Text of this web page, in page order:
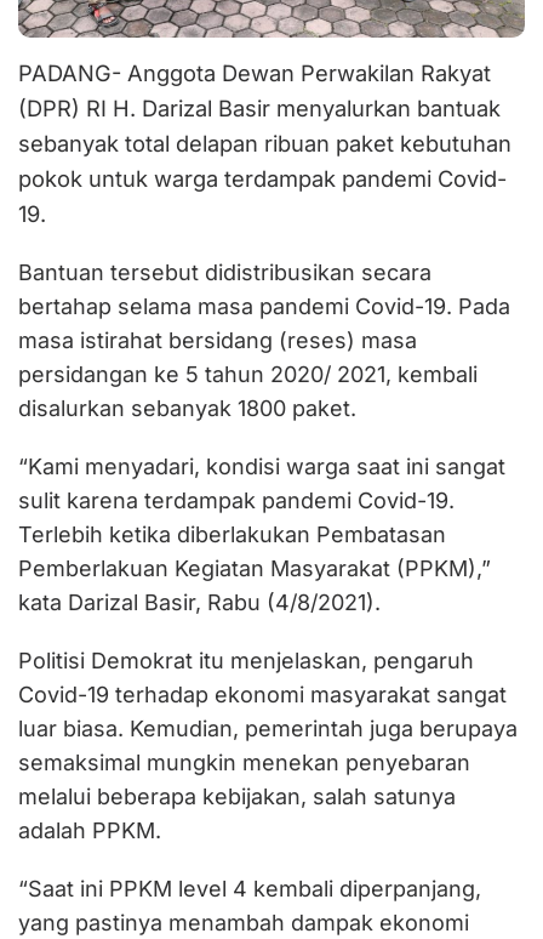
PADANG- Anggota Dewan Perwakilan Rakyat
(DPR) RI H. Darizal Basir menyalurkan bantuak
sebanyak total delapan ribuan paket kebutuhan
pokok untuk warga terdampak pandemi Covid-
19.
Bantuan tersebut didistribusikan secara
bertahap selama masa pandemi Covid-19. Pada
masa istirahat bersidang (reses) masa
persidangan ke 5 tahun 2020/ 2021, kembali
disalurkan sebanyak 1800 paket.
“Kami menyadari, kondisi warga saat ini sangat
sulit karena terdampak pandemi Covid-19.
Terlebih ketika diberlakukan Pembatasan
Pemberlakuan Kegiatan Masyarakat (PPKM),”
kata Darizal Basir, Rabu (4/8/2021).
Politisi Demokrat itu menjelaskan, pengaruh
Covid-19 terhadap ekonomi masyarakat sangat
luar biasa. Kemudian, pemerintah juga berupaya
semaksimal mungkin menekan penyebaran
melalui beberapa kebijakan, salah satunya
adalah PPKM.
“Saat ini PPKM level 4 kembali diperpanjang,
yang pastinya menambah dampak ekonomi